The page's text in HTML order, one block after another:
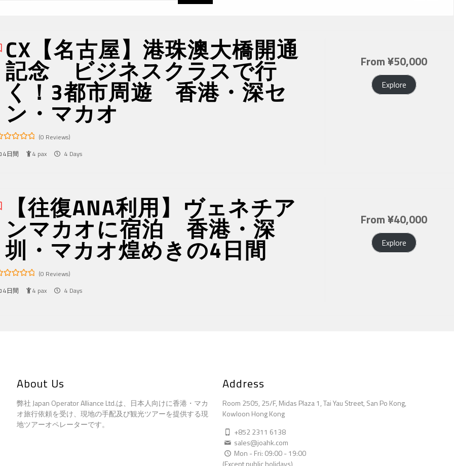
CX【名古屋】港珠澳大橋開通
記念 ビジネスクラスで行
く！3都市周遊 香港・深セ
ン・マカオ
(0 Reviews)
4日間
4 pax 4 Days
From¥50,000
Explore
【往復ANA利用】ヴェネチア
ンマカオに宿泊 香港・深
圳・マカオ煌めきの4日間
(0 Reviews)
4日間
4 pax 4 Days
From¥40,000
Explore
About Us
弊社 Japan Operator Alliance Ltd.は、日本人向けに香港・マカ
オ旅行依頼を受け、現地の手配及び観光ツアーを提供する現
地ツアーオペレーターです。
Address
Room 2505, 25/F, Midas Plaza 1, Tai Yau Street, San Po Kong,
Kowloon Hong Kong
+852 2311 6138
sales@joahk.com
Mon - Fri: 09:00 - 19:00
(Except public holidays)